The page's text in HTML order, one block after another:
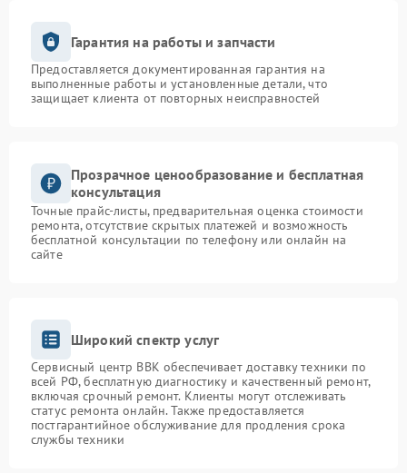
Гарантия на работы и запчасти
Предоставляется документированная гарантия на
выполненные работы и установленные детали, что
защищает клиента от повторных неисправностей
Прозрачное ценообразование и бесплатная
консультация
Точные прайс-листы, предварительная оценка стоимости
ремонта, отсутствие скрытых платежей и возможность
бесплатной консультации по телефону или онлайн на
сайте
Широкий спектр услуг
Сервисный центр BBK обеспечивает доставку техники по
всей РФ, бесплатную диагностику и качественный ремонт,
включая срочный ремонт. Клиенты могут отслеживать
статус ремонта онлайн. Также предоставляется
постгарантийное обслуживание для продления срока
службы техники